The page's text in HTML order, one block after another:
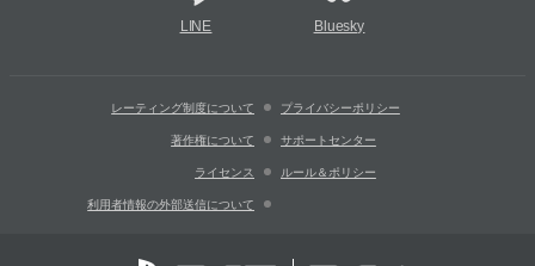
LINE Bluesky
レーティング制度について プライバシーポリシー
著作権について サポートセンター
ライセンス ルール＆ポリシー
利用者情報の外部送信について